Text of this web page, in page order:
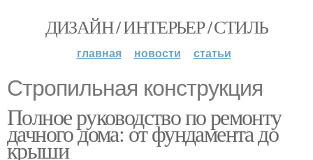
ДИЗАЙН / ИНТЕРЬЕР / СТИЛЬ
главная новости статьи
Стропильная конструкция
Полное руководство по ремонту
дачного дома: от фундамента до
крыши